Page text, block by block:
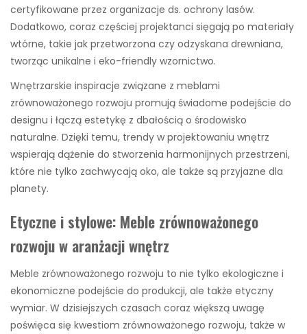
certyfikowane przez organizacje ds. ochrony lasów.
Dodatkowo, coraz częściej projektanci sięgają po materiały
wtórne, takie jak przetworzona czy odzyskana drewniana,
tworząc unikalne i eko-friendly wzornictwo.
Wnętrzarskie inspiracje związane z meblami
zrównoważonego rozwoju promują świadome podejście do
designu i łączą estetykę z dbałością o środowisko
naturalne. Dzięki temu, trendy w projektowaniu wnętrz
wspierają dążenie do stworzenia harmonijnych przestrzeni,
które nie tylko zachwycają oko, ale także są przyjazne dla
planety.
Etyczne i stylowe: Meble zrównoważonego
rozwoju w aranżacji wnętrz
Meble zrównoważonego rozwoju to nie tylko ekologiczne i
ekonomiczne podejście do produkcji, ale także etyczny
wymiar. W dzisiejszych czasach coraz większą uwagę
poświęca się kwestiom zrównoważonego rozwoju, także w